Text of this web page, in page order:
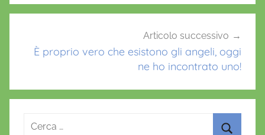
Articolo successivo
È proprio vero che esistono gli angeli, oggi
ne ho incontrato uno!
Ricerca